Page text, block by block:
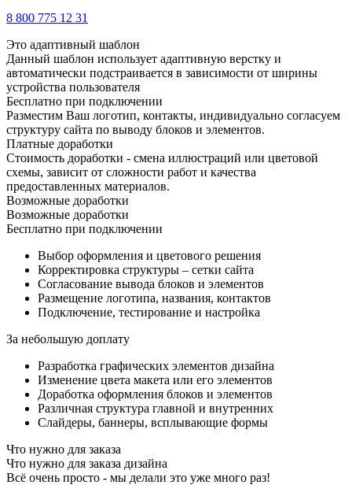
8 800 775 12 31
Это адаптивный шаблон
Данный шаблон использует адаптивную верстку и
автоматически подстраивается в зависимости от ширины
устройства пользователя
Бесплатно при подключении
Разместим Ваш логотип, контакты, индивидуально согласуем
структуру сайта по выводу блоков и элементов.
Платные доработки
Стоимость доработки - смена иллюстраций или цветовой
схемы, зависит от сложности работ и качества
предоставленных материалов.
Возможные доработки
Возможные доработки
Бесплатно при подключении
Выбор оформления и цветового решения
Корректировка структуры – сетки сайта
Согласование вывода блоков и элементов
Размещение логотипа, названия, контактов
Подключение, тестирование и настройка
За небольшую доплату
Разработка графических элементов дизайна
Изменение цвета макета или его элементов
Доработка оформления блоков и элементов
Различная структура главной и внутренних
Слайдеры, баннеры, всплывающие формы
Что нужно для заказа
Что нужно для заказа дизайна
Всё очень просто - мы делали это уже много раз!